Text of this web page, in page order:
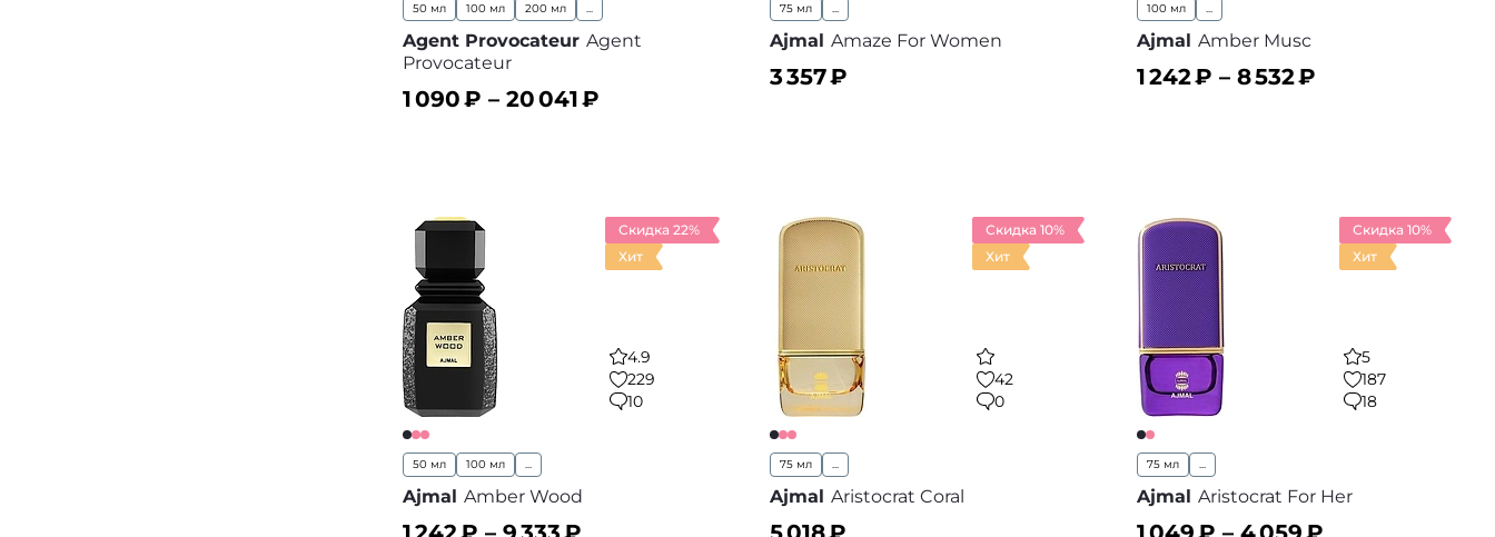
50 мл 100 мл 200 мл ...
Agent Provocateur Agent
Provocateur
1 090₽ – 20 041₽
75 мл ...
Ajmal Amaze For Women
3 357₽
100 мл ...
Ajmal Amber Musc
1 242₽ – 8 532₽
Скидка 22%
Хит
4.9
229
10
50 мл 100 мл ...
Ajmal Amber Wood
Скидка 10%
Хит
42
0
75 мл ...
Ajmal Aristocrat Coral
Скидка 10%
Хит
5
187
18
75 мл ...
Ajmal Aristocrat For Her